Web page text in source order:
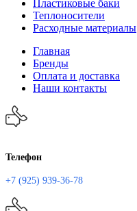
Пластиковые баки
Теплоносители
Расходные материалы
Главная
Бренды
Оплата и доставка
Наши контакты
Телефон
+7 (925) 939-36-78